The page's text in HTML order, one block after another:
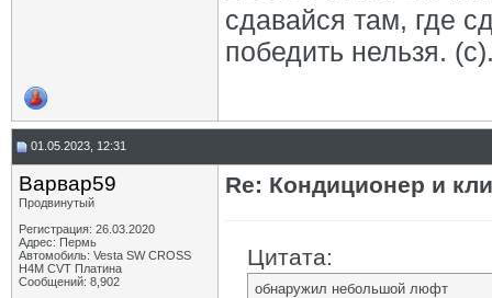
сдавайся там, где
победить нельзя.
01.05.2023, 12:31
Варвар59
Продвинутый
Регистрация: 26.03.2020
Адрес: Пермь
Автомобиль: Vesta SW CROSS
H4M CVT Платина
Сообщений: 8,902
Re: Кондиционер и
Цитата:
обнаружил небольшой люфт